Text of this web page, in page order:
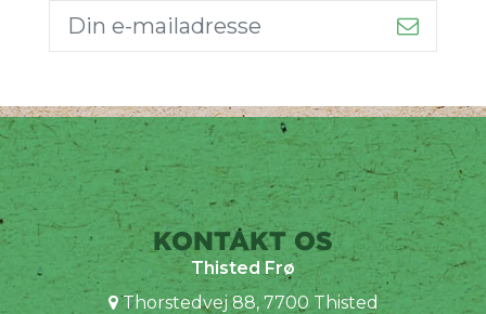
KONTAKT OS
Thisted Frø
Thorstedvej 88, 7700 Thisted